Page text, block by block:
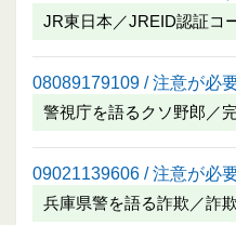
JR東日本／JREID認証コ
08089179109 / 注意が必
警視庁を語るクソ野郎／
09021139606 / 注意が必
兵庫県警を語る詐欺／詐